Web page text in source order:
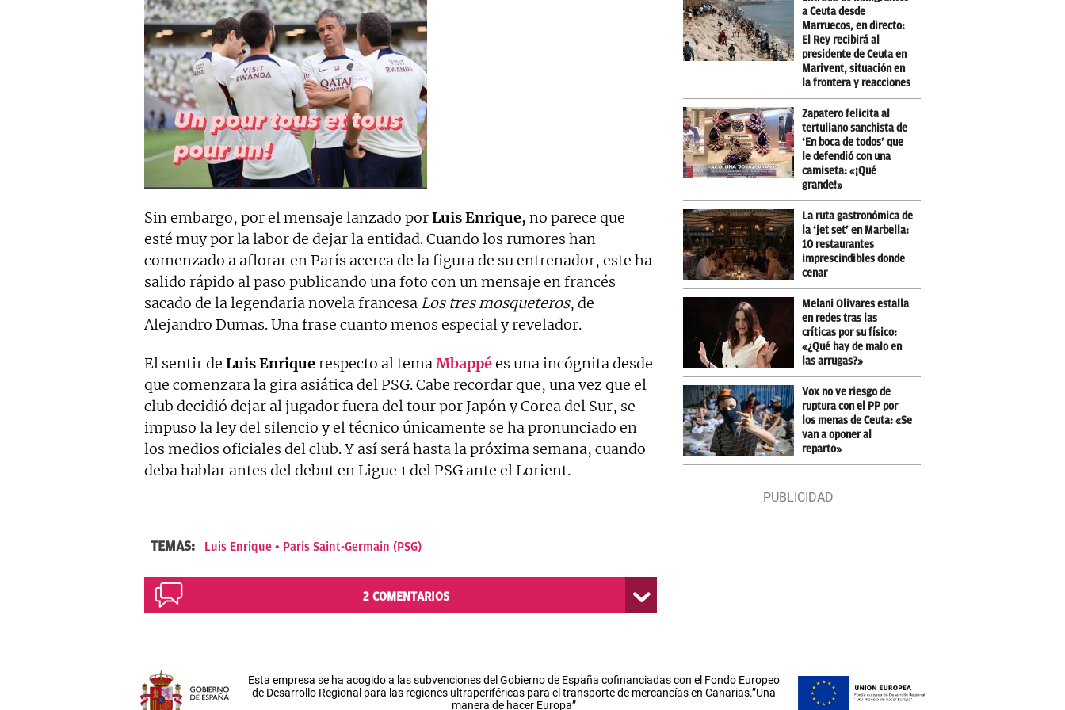
Sin embargo, por el mensaje lanzado porLuis Enrique, no parece que
esté muy por la labor de dejar la entidad. Cuando los rumores han
comenzado a aflorar en París acerca de la figura de su entrenador, este ha
salido rápido al paso publicando una foto con un mensaje en francés
sacado de la legendaria novela francesa Los tres mosqueteros, de
Alejandro Dumas. Una frase cuanto menos especial y revelador.
El sentir de Luis Enriquerespecto al temaMbappées una incógnita desde
que comenzara la gira asiática del PSG. Cabe recordar que, una vez que el
club decidió dejar al jugador fuera del tour por Japón y Corea del Sur, se
impuso la ley del silencio y el técnico únicamente se ha pronunciado en
los medios oficiales del club. Y así será hasta la próxima semana, cuando
deba hablar antes del debut en Ligue 1 del PSG ante el Lorient.
TEMAS: Luis Enrique Paris Saint-Germain (PSG)
2 COMENTARIOS
a Ceuta desde
Marruecos, en directo:
El Rey recibirá al
presidente de Ceuta en
Marivent, situación en
la frontera y reacciones
Zapatero felicita al
tertuliano sanchista de
‘En boca de todos’ que
le defendió con una
camiseta: «¡Qué
grande!»
La ruta gastronómica de
la ‘jet set’ en Marbella:
10 restaurantes
imprescindibles donde
cenar
Melani Olivares estalla
en redes tras las
críticas por su físico:
«¿Qué hay de malo en
las arrugas?»
Vox no ve riesgo de
ruptura con el PP por
los menas de Ceuta: «Se
van a oponer al
reparto»
Esta empresa se ha acogido a las subvenciones del Gobierno de España cofinanciadas con el Fondo Europeo
de Desarrollo Regional para las regiones ultraperiféricas para el transporte de mercancías en Canarias.”Una
manera de hacer Europa”